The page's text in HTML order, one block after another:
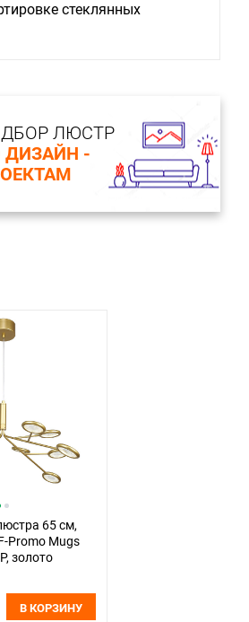
стеклянных
ЛЮСТР
ДИЗАЙН -
65 см,
Promo Mugs
золото
В КОРЗИНУ